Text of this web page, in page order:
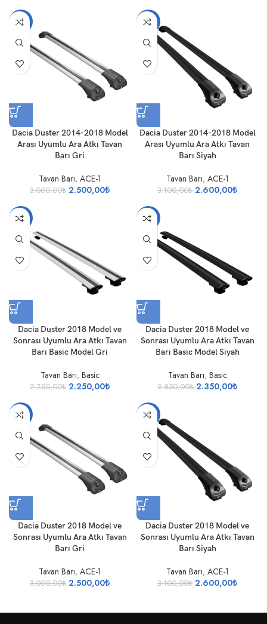
-17%
Dacia Duster 2014-2018 Model
Arası Uyumlu Ara Atkı Tavan
Barı Gri
Tavan Barı, ACE-1
3.000,00₺ 2.500,00₺
-16%
Dacia Duster 2014-2018 Model
Arası Uyumlu Ara Atkı Tavan
Barı Siyah
Tavan Barı, ACE-1
3.100,00₺ 2.600,00₺
-18%
Dacia Duster 2018 Model ve
Sonrası Uyumlu Ara Atkı Tavan
Barı Basic Model Gri
Tavan Barı, Basic
2.750,00₺ 2.250,00₺
-18%
Dacia Duster 2018 Model ve
Sonrası Uyumlu Ara Atkı Tavan
Barı Basic Model Siyah
Tavan Barı, Basic
2.850,00₺ 2.350,00₺
-17%
Dacia Duster 2018 Model ve
Sonrası Uyumlu Ara Atkı Tavan
Barı Gri
Tavan Barı, ACE-1
3.000,00₺ 2.500,00₺
-16%
Dacia Duster 2018 Model ve
Sonrası Uyumlu Ara Atkı Tavan
Barı Siyah
Tavan Barı, ACE-1
3.100,00₺ 2.600,00₺